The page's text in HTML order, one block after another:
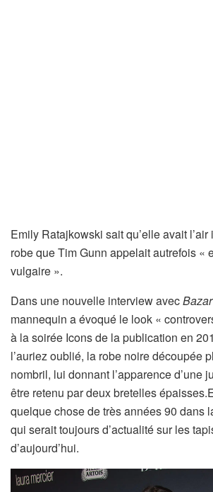
Emily Ratajkowski sait qu’elle avait
robe que Tim Gunn appelait autrefois «
vulgaire ».
Dans une nouvelle interview avec
mannequin a évoqué le look «
à la soirée Icons de la publication en
l’auriez oublié, la robe noire découpée
nombril, lui donnant l’apparence d’une
être retenu par deux bretelles
quelque chose de très années 90 dans
qui serait toujours d’actualité sur les
d’aujourd’hui.